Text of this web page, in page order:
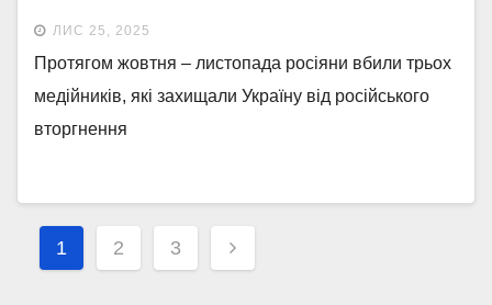
Україні
ЛИС 25, 2025
Протягом жовтня – листопада росіяни вбили трьох
медійників, які захищали Україну від російського
вторгнення
Навігація
записів
1 2 3